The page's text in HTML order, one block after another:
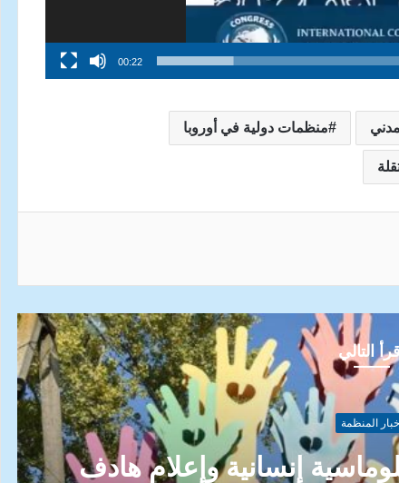
00:22
منظمات دولية في أوروبا
مشاركة عبر البريد
التالي
المنظمة
يهدد القيم الإنسانية –